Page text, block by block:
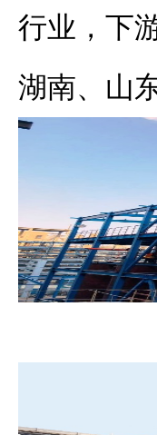
行业，下
湖南、山